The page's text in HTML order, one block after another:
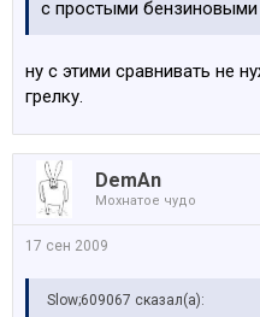
с простыми
ну с этими сравнивать не
грелку.
DemAn
Мохнатое чудо
17 сен 2009
Slow;609067 сказал(а):